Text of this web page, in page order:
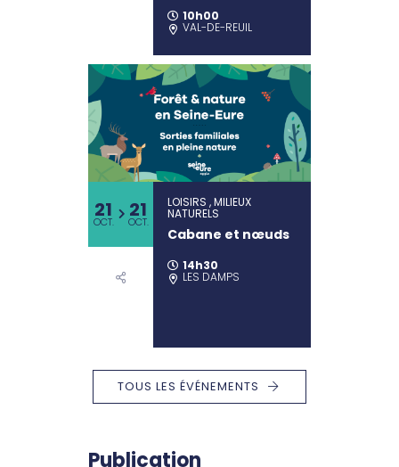
10h00
VAL-DE-REUIL
21
OCT. 21
OCT.
LOISIRS , MILIEUX
NATURELS
Cabane et nœuds
14h30
LES DAMPS
TOUS LES ÉVÉNEMENTS
Publication